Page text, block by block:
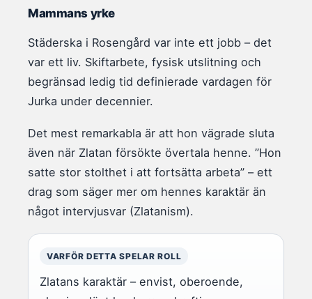
Mammans yrke
Städerska i Rosengård var inte ett jobb – det
var ett liv. Skiftarbete, fysisk utslitning och
begränsad ledig tid definierade vardagen för
Jurka under decennier.
Det mest remarkabla är att hon vägrade sluta
även när Zlatan försökte övertala henne. ”Hon
satte stor stolthet i att fortsätta arbeta” – ett
drag som säger mer om hennes karaktär än
något intervjusvar (Zlatanism).
VARFÖR DETTA SPELAR ROLL
Zlatans karaktär – envist, oberoende,